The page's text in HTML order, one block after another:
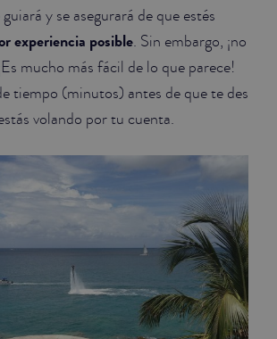
y se asegurará de que estés
experiencia posible. Sin embargo, ¡no
mucho más fácil de lo que parece!
tiempo (minutos) antes de que te des
volando por tu cuenta.